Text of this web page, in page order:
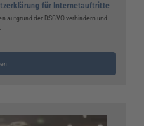
für Internetauftritte
aufgrund der DSGVO verhindern und